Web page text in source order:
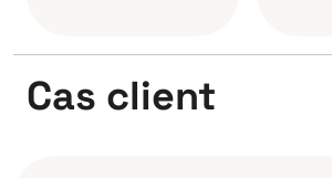
Cas client